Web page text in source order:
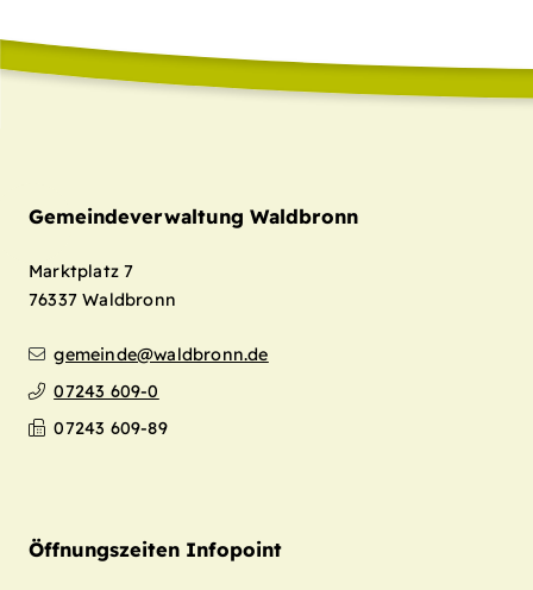
Gemeindeverwaltung Waldbronn
Marktplatz 7
76337 Waldbronn
gemeinde@waldbronn.de
07243 609-0
07243 609-89
Öffnungszeiten Infopoint